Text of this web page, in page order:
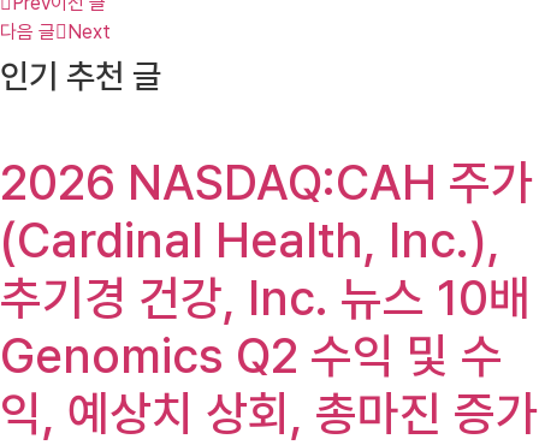
다음 글
Next
인기 추천 글
2026 NASDAQ:CAH 주가
(Cardinal Health, Inc.),
추기경 건강, Inc. 뉴스 10배
Genomics Q2 수익 및 수
익, 예상치 상회, 총마진 증가